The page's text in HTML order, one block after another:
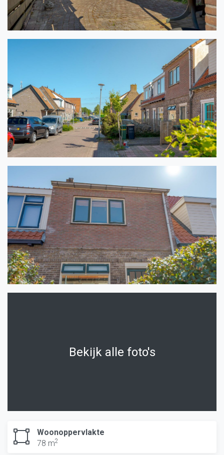
Bekijk alle foto's
Woonoppervlakte
78 m2